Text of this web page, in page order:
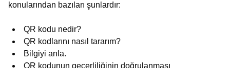
konularından bazıları şunlardır:
QR kodu nedir?
QR kodlarını nasıl tararım?
Bilgiyi anla.
QR kodunun geçerliliğinin doğrulanması